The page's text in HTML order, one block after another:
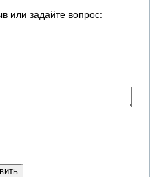
или задайте вопрос: